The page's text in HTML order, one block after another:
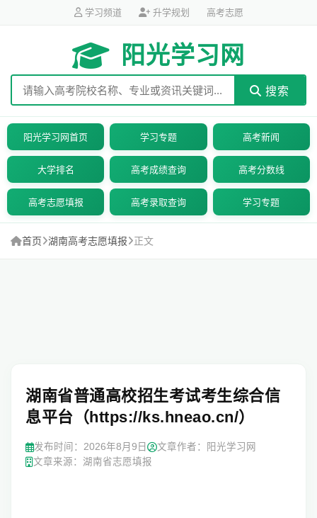
学习频道 升学规划 高考志愿
阳光学习网
搜索
阳光学习网首页 学习专题 高考新闻
大学排名 高考成绩查询 高考分数线
高考志愿填报 高考录取查询 学习专题
首页 湖南高考志愿填报 正文
湖南省普通高校招生考试考生综合信
息平台（https://ks.hneao.cn/）
发布时间： 2026年8月9日
文章作者：阳光学习网
文章来源：湖南省志愿填报